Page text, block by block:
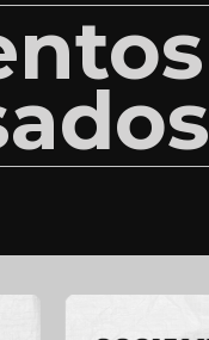
del Asteroide